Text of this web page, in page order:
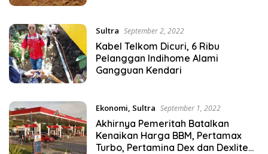
Sultra September 2, 2022
Kabel Telkom Dicuri, 6 Ribu
Pelanggan Indihome Alami
Gangguan Kendari
Ekonomi, Sultra September 1, 2022
Akhirnya Pemeritah Batalkan
Kenaikan Harga BBM, Pertamax
Turbo, Pertamina Dex dan Dexlite